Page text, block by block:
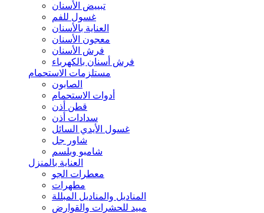
تبييض الأسنان
غسول للفم
العناية بالأسنان
معجون الأسنان
فرش الأسنان
فرش أسنان بالكهرباء
مستلزمات الاستحمام
الصابون
أدوات الاستحمام
قطن أذن
سدادات أذن
غسول الأيدي السائل
شاور جل
شامبو وبلسم
العناية بالمنزل
معطرات الجو
مطهرات
المناديل والمناديل المبللة
مبيد للحشرات والقوارض